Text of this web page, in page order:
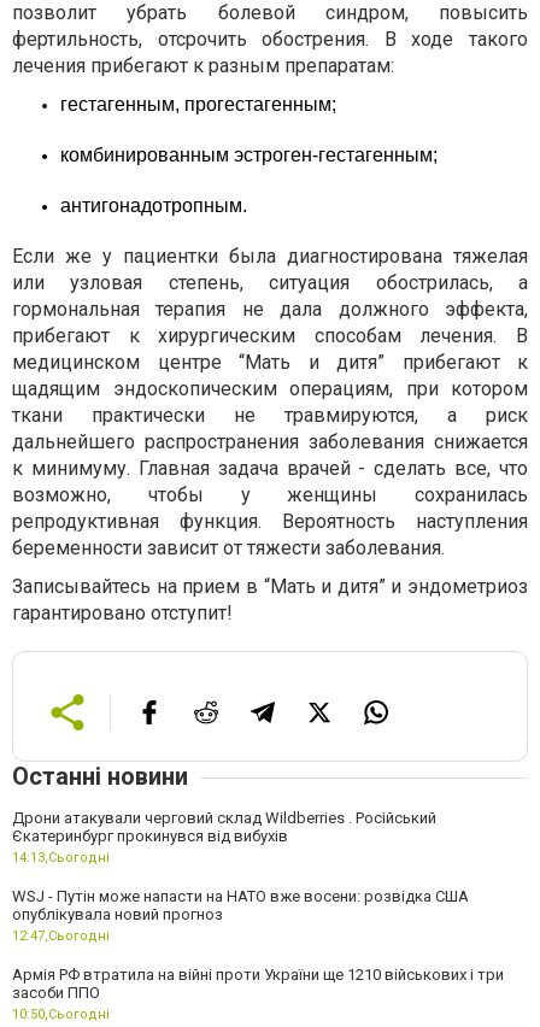
позволит убрать болевой синдром, повысить
фертильность, отсрочить обострения. В ходе такого
лечения прибегают к разным препаратам:
гестагенным, прогестагенным;
комбинированным эстроген-гестагенным;
антигонадотропным.
Если же у пациентки была диагностирована тяжелая
или узловая степень, ситуация обострилась, а
гормональная терапия не дала должного эффекта,
прибегают к хирургическим способам лечения. В
медицинском центре “Мать и дитя” прибегают к
щадящим эндоскопическим операциям, при котором
ткани практически не травмируются, а риск
дальнейшего распространения заболевания снижается
к минимуму. Главная задача врачей - сделать все, что
возможно, чтобы у женщины сохранилась
репродуктивная функция. Вероятность наступления
беременности зависит от тяжести заболевания.
Записывайтесь на прием в “Мать и дитя” и эндометриоз
гарантировано отступит!
Останні новини
Дрони атакували черговий склад Wildberries . Російський
Єкатеринбург прокинувся від вибухів
14:13,Сьогодні
WSJ - Путін може напасти на НАТО вже восени: розвідка США
опублікувала новий прогноз
12:47,Сьогодні
Армія РФ втратила на війні проти України ще 1210 військових і три
засоби ППО
10:50,Сьогодні